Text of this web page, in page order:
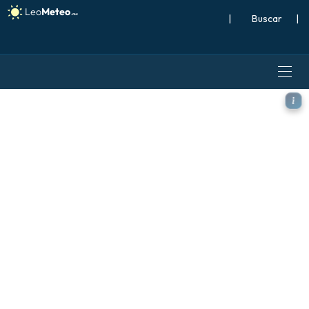
| |
GFS modelo - Norte